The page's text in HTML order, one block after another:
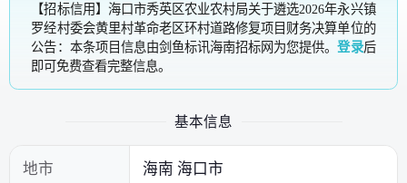
【招标信用】海口市秀英区农业农村局关于遴选2026年永兴镇
罗经村委会黄里村革命老区环村道路修复项目财务决算单位的
公告：本条项目信息由剑鱼标讯海南招标网为您提供。登录后
即可免费查看完整信息。
基本信息
地市 海南 海口市